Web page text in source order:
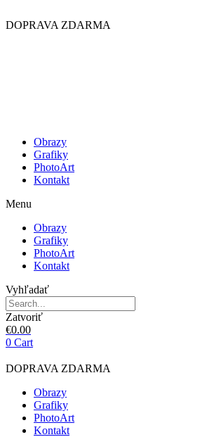
na
DOPRAVA ZDARMA
Obrazy
Grafiky
PhotoArt
Kontakt
Menu
Obrazy
Grafiky
PhotoArt
Kontakt
Vyhľadať
Zatvoriť
€0.00
0 Cart
DOPRAVA ZDARMA
Obrazy
Grafiky
PhotoArt
Kontakt